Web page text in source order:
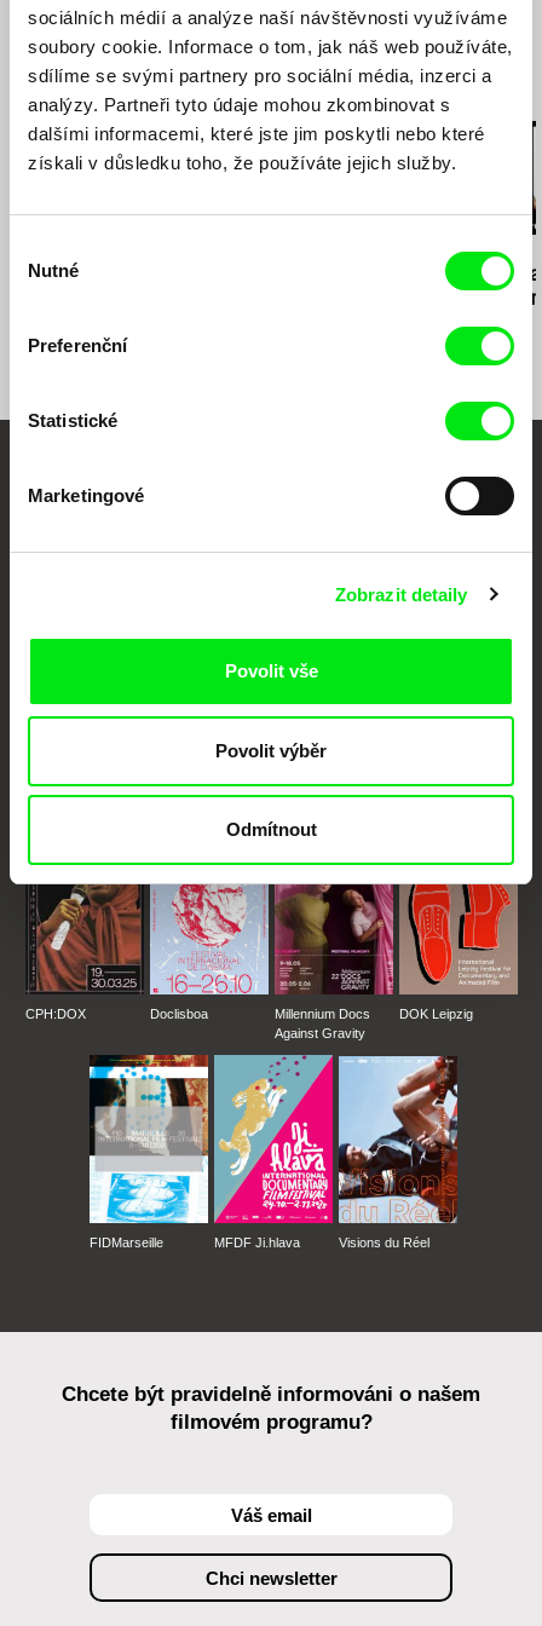
sociálních médií a analýze naší návštěvnosti využíváme
soubory cookie. Informace o tom, jak náš web používáte,
sdílíme se svými partnery pro sociální média, inzerci a
analýzy. Partneři tyto údaje mohou zkombinovat s
dalšími informacemi, které jste jim poskytli nebo které
získali v důsledku toho, že používáte jejich služby.
souhlasu
Nutné
Preferenční
Statistické
Marketingové
Zobrazit detaily
Povolit vše
Povolit výběr
Odmítnout
Související filmy (20)
Settlers
Eyal Sivan
Common
Potential
Nové festivalové filmy
podporovat kvalitní autorské filmy.
Členové Doc Alliance
CPH:DOX Doclisboa
Millennium Docs
Against Gravity
DOK Leipzig
FIDMarseille MFDF Ji.hlava Visions du Réel
Chcete být pravidelně informováni o našem
filmovém programu?